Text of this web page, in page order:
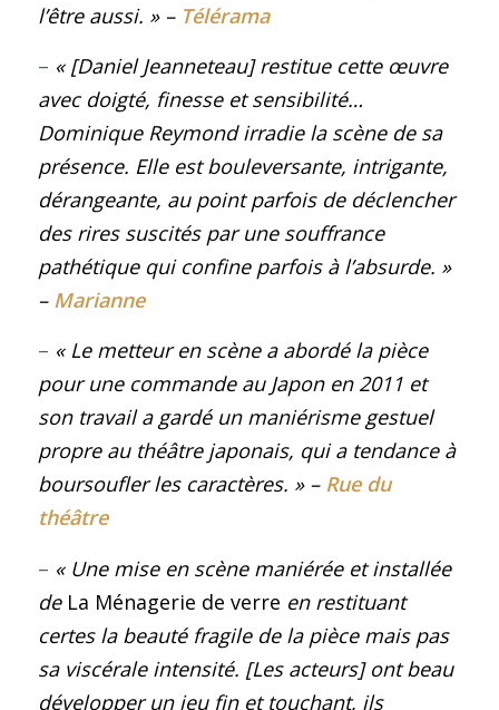
l’être aussi. » – Télérama
– « [Daniel Jeanneteau] restitue cette œuvre
avec doigté, finesse et sensibilité…
Dominique Reymond irradie la scène de sa
présence. Elle est bouleversante, intrigante,
dérangeante, au point parfois de déclencher
des rires suscités par une souffrance
pathétique qui confine parfois à l’absurde. »
– Marianne
– « Le metteur en scène a abordé la pièce
pour une commande au Japon en 2011 et
son travail a gardé un maniérisme gestuel
propre au théâtre japonais, qui a tendance à
boursoufler les caractères. » – Rue du
théâtre
– « Une mise en scène maniérée et installée
de La Ménagerie de verre en restituant
certes la beauté fragile de la pièce mais pas
sa viscérale intensité. [Les acteurs] ont beau
développer un jeu fin et touchant, ils